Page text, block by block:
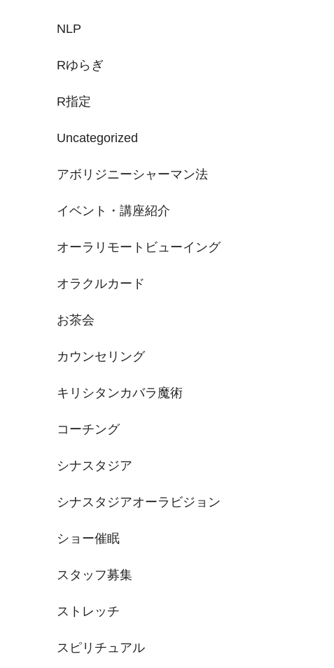
NLP
Rゆらぎ
R指定
Uncategorized
アボリジニーシャーマン法
イベント・講座紹介
オーラリモートビューイング
オラクルカード
お茶会
カウンセリング
キリシタンカバラ魔術
コーチング
シナスタジア
シナスタジアオーラビジョン
ショー催眠
スタッフ募集
ストレッチ
スピリチュアル